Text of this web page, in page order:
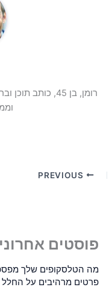
רומן, בן 45, כותב
פוסטים
מה הטלסקופים שלך
פרטים מרהיבים על החלל